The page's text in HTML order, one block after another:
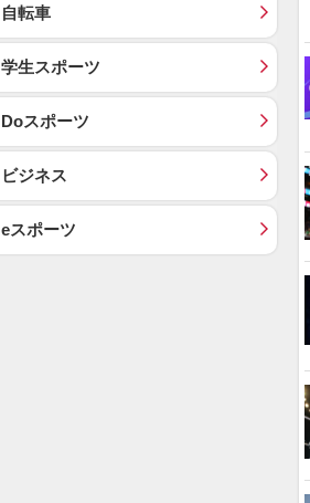
自転車
学生スポーツ
Doスポーツ
ビジネス
eスポーツ